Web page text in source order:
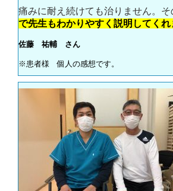
痛みに耐え続けても治りません。そ
で先生もわかりやすく説明してくれ
佐藤 祐輔 さん
※患者様 個人の感想です。